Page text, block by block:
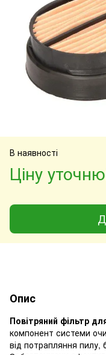
В наявності
Ціну
Опис
Повітряний фільтр
компонент системи
від потрапляння пилу,